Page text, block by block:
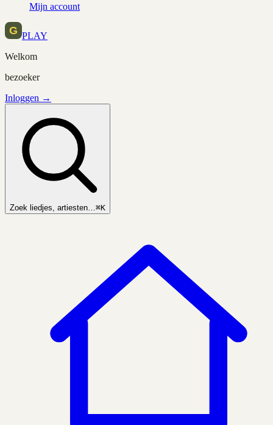
Mijn account
PLAY
Welkom
bezoeker
Inloggen →
Zoek liedjes, artiesten…⌘K